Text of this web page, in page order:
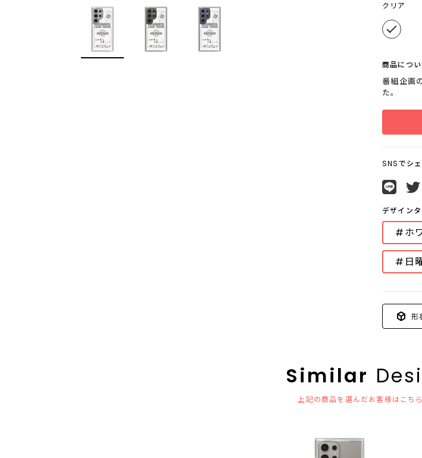
クリア
商品につい
番組企画
た。
SNSでシ
デザイン
#ホ
#日
形
Similar
上記の商品を選んだお客様はこち